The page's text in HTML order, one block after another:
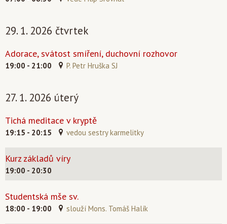
29. 1. 2026 čtvrtek
Adorace, svátost smíření, duchovní rozhovor
19:00 - 21:00 P. Petr Hruška SJ
27. 1. 2026 úterý
Tichá meditace v kryptě
19:15 - 20:15 vedou sestry karmelitky
Kurz základů víry
19:00 - 20:30
Studentská mše sv.
18:00 - 19:00 slouží Mons. Tomáš Halík